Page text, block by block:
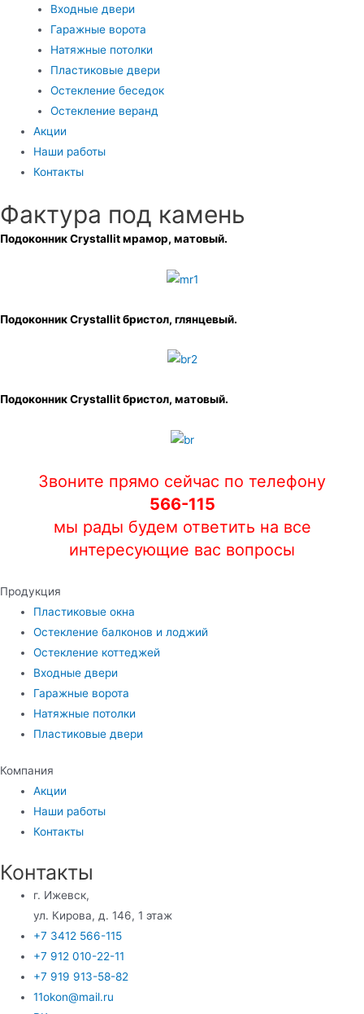
Входные двери
Гаражные ворота
Натяжные потолки
Пластиковые двери
Остекление беседок
Остекление веранд
Акции
Наши работы
Контакты
Фактура под камень
Подоконник Crystallit мрамор, матовый.
Подоконник Crystallit бристол, глянцевый.
Подоконник Crystallit бристол, матовый.
Звоните прямо сейчас по телефону
566-115
мы рады будем ответить на все
интересующие вас вопросы
Продукция
Пластиковые окна
Остекление балконов и лоджий
Остекление коттеджей
Входные двери
Гаражные ворота
Натяжные потолки
Пластиковые двери
Компания
Акции
Наши работы
Контакты
Контакты
г. Ижевск,
ул. Кирова, д. 146, 1 этаж
+7 3412 566-115
+7 912 010-22-11
+7 919 913-58-82
11okon@mail.ru